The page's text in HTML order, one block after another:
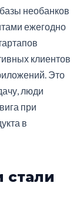
необанков
ежегодно
клиентов
Это
люди
при
в
стали